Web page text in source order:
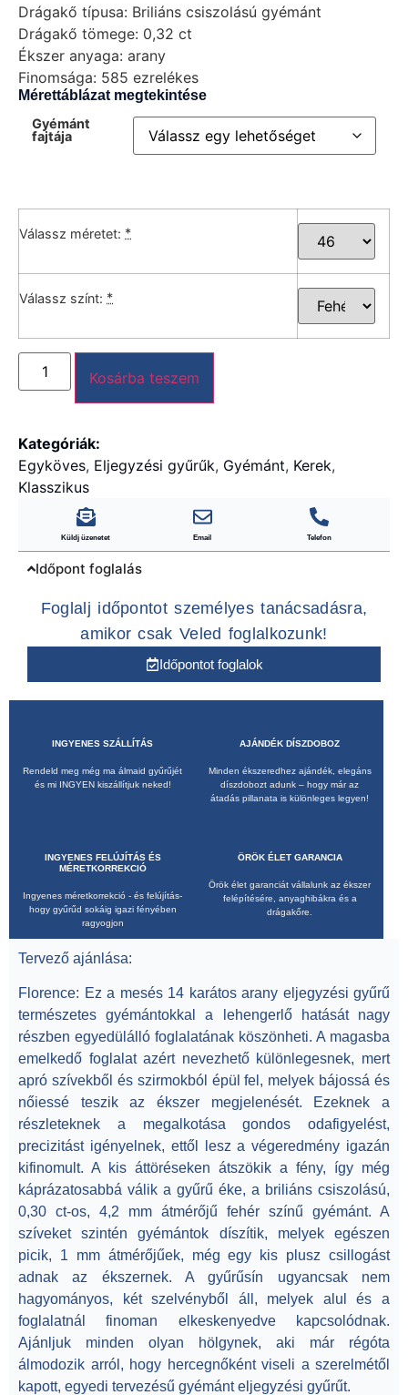
INGYENES SZÁLLÍTÁS
Rendeld meg még ma álmaid gyűrűjét
és mi INGYEN kiszállítjuk neked!
AJÁNDÉK DÍSZDOBOZ
Minden ékszeredhez ajándék, elegáns
díszdobozt adunk – hogy már az
átadás pillanata is különleges legyen!
INGYENES FELÚJÍTÁS ÉS
MÉRETKORREKCIÓ
Ingyenes méretkorrekció - és felújítás-
hogy gyűrűd sokáig igazi fényében
ragyogjon
ÖRÖK ÉLET GARANCIA
Örök élet garanciát vállalunk az ékszer
felépítésére, anyaghibákra és a
drágakőre.
Tervező ajánlása:
Florence: Ez a mesés14 karátos arany eljegyzési gyűrű
természetes gyémántokkal
a lehengerlő hatását nagy
részben egyedülálló foglalatának köszönheti. A magasba
emelkedő foglalat azért nevezhető különlegesnek, mert
apró szívekből és szirmokból épül fel, melyek bájossá és
nőiessé teszik az ékszer megjelenését. Ezeknek a
részleteknek a megalkotása gondos odafigyelést,
precizitást igényelnek, ettől lesz a végeredmény igazán
kifinomult. A kis áttöréseken átszökik a fény, így még
káprázatosabbá válik a gyűrű éke, a briliáns csiszolású,
0,30 ct-os, 4,2 mm átmérőjű fehér színű gyémánt. A
szíveket szintén gyémántok díszítik, melyek egészen
picik, 1 mm átmérőjűek, még egy kis plusz csillogást
adnak az ékszernek. A gyűrűsín ugyancsak nem
hagyományos, két szelvényből áll, melyek alul és a
foglalatnál finoman elkeskenyedve kapcsolódnak.
Ajánljuk minden olyan hölgynek, aki már régóta
álmodozik arról, hogy hercegnőként viseli a szerelmétől
kapott, egyedi tervezésű gyémánt eljegyzési gyűrűt.
Drágakő típusa: Briliáns csiszolású gyémánt
Drágakő tömege: 0,32 ct
Ékszer anyaga: arany
Finomsága: 585 ezrelékes
Mérettáblázat megtekintése
Gyémánt
fajtája
Válassz méretet: *
Válassz színt: *
Kosárba teszem
Kategóriák:
Egyköves, Eljegyzési gyűrűk, Gyémánt, Kerek,
Klasszikus
Küldj üzenetet Email Telefon
Időpont foglalás
Foglalj időpontot személyes tanácsadásra,
amikor csak Veled foglalkozunk!
Időpontot foglalok